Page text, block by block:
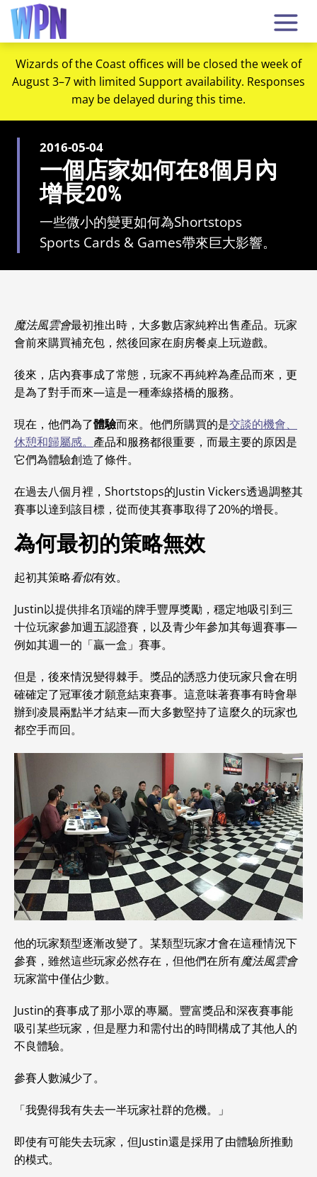
Wizards of the Coast offices will be closed the week of
August 3–7 with limited Support availability. Responses
may be delayed during this time.
2016-05-04
一個店家如何在8個月內
增長20%
一些微小的變更如何為Shortstops
Sports Cards & Games帶來巨大影響。
魔法風雲會最初推出時，大多數店家純粹出售產品。玩家
會前來購買補充包，然後回家在廚房餐桌上玩遊戲。
後來，店內賽事成了常態，玩家不再純粹為產品而來，更
是為了對手而來—這是一種牽線搭橋的服務。
現在，他們為了體驗而來。他們所購買的是交談的機會、
休憩和歸屬感。 產品和服務都很重要，而最主要的原因是
它們為體驗創造了條件。
在過去八個月裡，Shortstops的Justin Vickers透過調整其
賽事以達到該目標，從而使其賽事取得了20%的增長。
為何最初的策略無效
起初其策略看似有效。
Justin以提供排名頂端的牌手豐厚獎勵，穩定地吸引到三
十位玩家參加週五認證賽，以及青少年參加其每週賽事—
例如其週一的「贏一盒」賽事。
但是，後來情況變得棘手。獎品的誘惑力使玩家只會在明
確確定了冠軍後才願意結束賽事。這意味著賽事有時會舉
辦到凌晨兩點半才結束—而大多數堅持了這麼久的玩家也
都空手而回。
他的玩家類型逐漸改變了。某類型玩家才會在這種情況下
參賽，雖然這些玩家必然存在，但他們在所有魔法風雲會
玩家當中僅佔少數。
Justin的賽事成了那小眾的專屬。豐富獎品和深夜賽事能
吸引某些玩家，但是壓力和需付出的時間構成了其他人的
不良體驗。
參賽人數減少了。
「我覺得我有失去一半玩家社群的危機。」
即使有可能失去玩家，但Justin還是採用了由體驗所推動
的模式。